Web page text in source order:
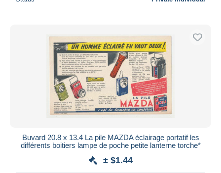
Buvard 20.8 x 13.4 La pile MAZDA éclairage portatif les
différents boitiers lampe de poche petite lanterne torche*
± $1.44